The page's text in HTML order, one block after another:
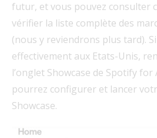
futur, et vous pouvez consulter
vérifier la liste complète des
(nous y reviendrons plus tard).
effectivement aux Etats-Unis,
l’onglet Showcase de Spotify for
pourrez configurer et lancer
Showcase.